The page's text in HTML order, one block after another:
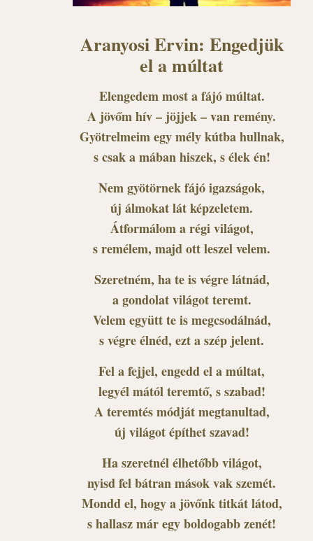
Aranyosi Ervin: Engedjük
el a múltat
Elengedem most a fájó múltat.
A jövőm hív – jöjjek – van remény.
Gyötrelmeim egy mély kútba hullnak,
s csak a mában hiszek, s élek én!
Nem gyötörnek fájó igazságok,
új álmokat lát képzeletem.
Átformálom a régi világot,
s remélem, majd ott leszel velem.
Szeretném, ha te is végre látnád,
a gondolat világot teremt.
Velem együtt te is megcsodálnád,
s végre élnéd, ezt a szép jelent.
Fel a fejjel, engedd el a múltat,
legyél mától teremtő, s szabad!
A teremtés módját megtanultad,
új világot építhet szavad!
Ha szeretnél élhetőbb világot,
nyisd fel bátran mások vak szemét.
Mondd el, hogy a jövőnk titkát látod,
s hallasz már egy boldogabb zenét!